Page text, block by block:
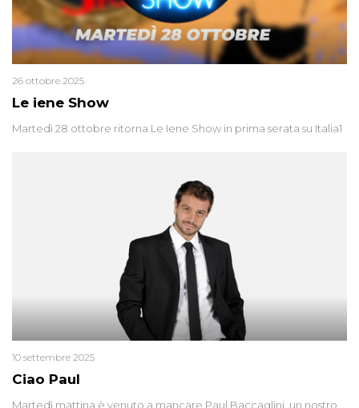
Le iene Show
26 ottobre 2025
Martedì 28 ottobre ritorna Le Iene Show in prima serata su Italia1
Ciao Paul
10 settembre 2025
Martedì mattina è venuto a mancare Paul Baccaglini, un nostro